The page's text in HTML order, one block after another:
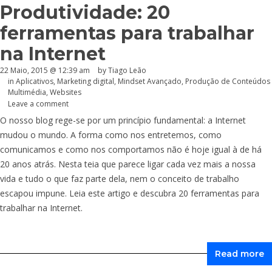
Produtividade: 20
ferramentas para trabalhar
na Internet
22 Maio, 2015 @ 12:39 am
by Tiago Leão
in Aplicativos, Marketing digital, Mindset Avançado, Produção de Conteúdos
Multimédia, Websites
Leave a comment
O nosso blog rege-se por um princípio fundamental: a Internet
mudou o mundo. A forma como nos entretemos, como
comunicamos e como nos comportamos não é hoje igual à de há
20 anos atrás. Nesta teia que parece ligar cada vez mais a nossa
vida e tudo o que faz parte dela, nem o conceito de trabalho
escapou impune. Leia este artigo e descubra 20 ferramentas para
trabalhar na Internet.
Read more